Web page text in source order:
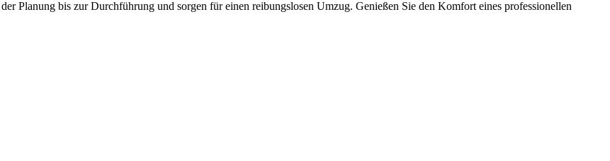
Planung bis zur Durchführung und sorgen für einen reibungslosen Umzug. Genießen Sie den Komfort eines professionellen